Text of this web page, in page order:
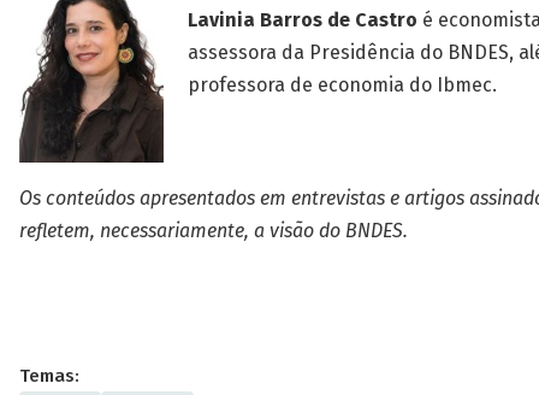
Lavinia Barros de Castro é
assessora da Presidência do BNDES,
professora de economia do Ibmec.
Os conteúdos apresentados em entrevistas e artigos
refletem, necessariamente, a visão do BNDES.
Temas: